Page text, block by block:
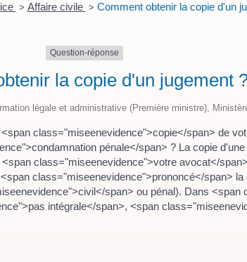
> Affaire civile > Comment obtenir la copie d'un
Question-réponse
la copie d'un jugement
légale et administrative (Première ministre),
class="miseenevidence">copie</span> de
pénale</span> ? La copie
class="miseenevidence">votre avocat</
class="miseenevidence">prononcé</span>
span> ou pénal). Dans
intégrale</span>, <span